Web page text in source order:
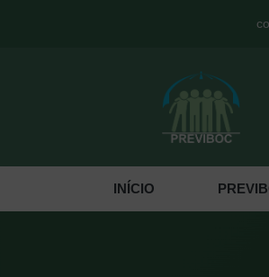
Menu de Acesso
INÍCIO